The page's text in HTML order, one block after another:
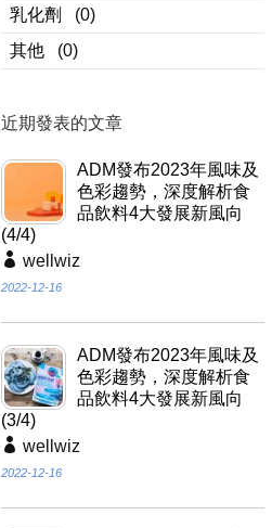
乳化劑
(0)
其他
(0)
近期發表的文章
ADM發布2023年風味及
色彩趨勢，深度解析食
品飲料4大發展新風向
(4/4)
wellwiz
2022-12-16
ADM發布2023年風味及
色彩趨勢，深度解析食
品飲料4大發展新風向
(3/4)
wellwiz
2022-12-16